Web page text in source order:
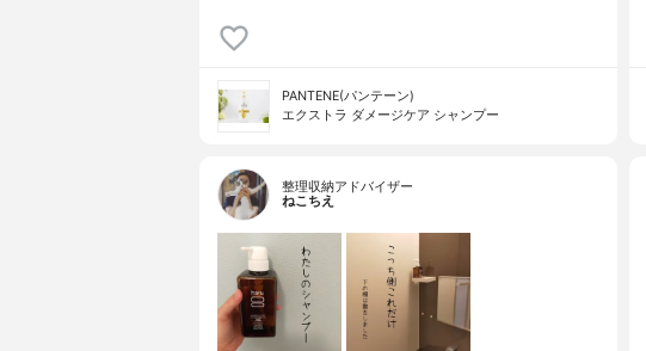
PANTENE(パンテーン)
エクストラ ダメージケア シャンプー
整理収納アドバイザー
ねこちえ